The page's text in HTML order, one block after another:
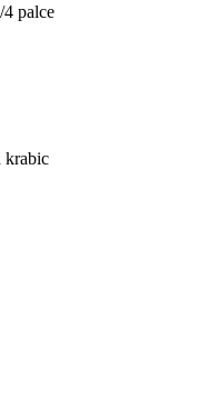
palce
krabic